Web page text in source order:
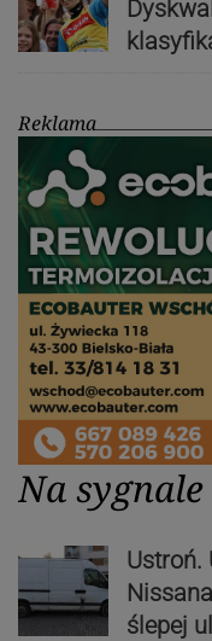
Reklama
Na sygnale
Ustroń.
ślepej